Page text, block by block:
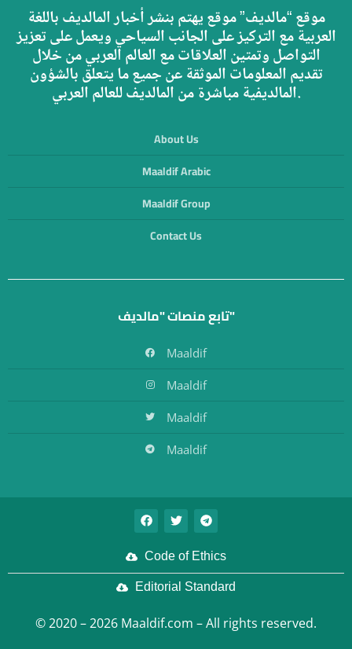
موقع “مالديف” موقع يهتم بنشر أخبار المالديف باللغة
العربية مع التركيز على الجانب السياحي ويعمل على تعزيز
التواصل وتمتين العلاقات مع العالم العربي من خلال
تقديم المعلومات الموثقة عن جميع ما يتعلق بالشؤون
المالديفية مباشرة من المالديف للعالم العربي.
About Us
Maaldif Arabic
Maaldif Group
Contact Us
تابع منصات "مالديف"
Maaldif
Maaldif
Maaldif
Maaldif
Code of Ethics
Editorial Standard
© 2020 – 2026 Maaldif.com – All rights reserved.